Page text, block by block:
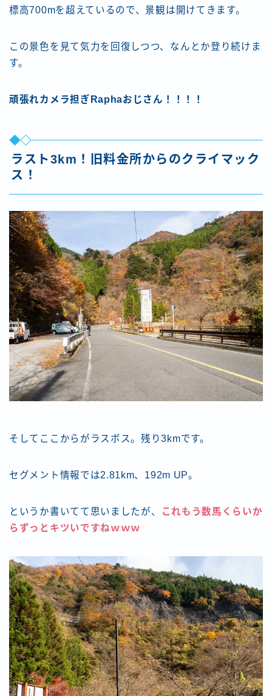
標高700mを超えているので、景観は開けてきます。
この景色を見て気力を回復しつつ、なんとか登り続けま
す。
頑張れカメラ担ぎRaphaおじさん！！！！
ラスト3km！旧料金所からのクライマック
ス！
そしてここからがラスボス。残り3kmです。
セグメント情報では2.81km、192m UP。
というか書いてて思いましたが、
これもう数馬くらいか
らずっとキツいですねｗｗｗ